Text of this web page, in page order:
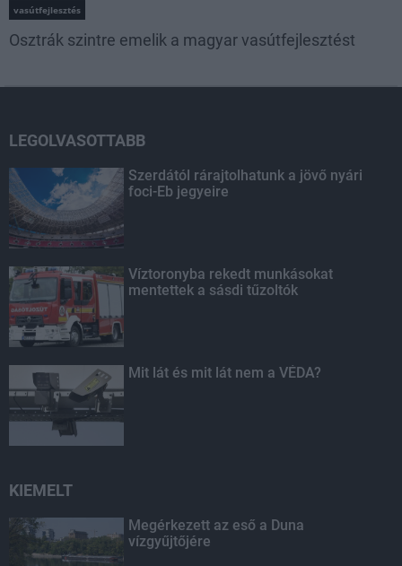
vasútfejlesztés
Osztrák szintre emelik a magyar vasútfejlesztést
LEGOLVASOTTABB
Szerdától rárajtolhatunk a jövő nyári
foci-Eb jegyeire
Víztoronyba rekedt munkásokat
mentettek a sásdi tűzoltók
Mit lát és mit lát nem a VÉDA?
KIEMELT
Megérkezett az eső a Duna
vízgyűjtőjére